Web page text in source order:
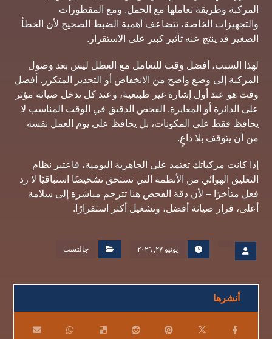
المركبة وطريقة تعاملها مع الحمل. ومع المقطورات
والتجهيزات الخاصة، تتضاعف أهمية الضبط الصحيح لأن الخطأ
الصغير قد ينتج عنه تأثير كبير على الاستقرار.
لهذا السبب، أفضل وقت للتعامل مع العطل ليس بعد وصول
المركبة إلى وضع واضح من الانخفاض أو التحذير المتكرر. أفضل
وقت هو عند أول إشارة غير طبيعية، وعند كل تدخل صيانة مؤثر
على الدائرة أو المعايرة. الفحص الدقيق في الوقت المناسب لا
يحافظ فقط على المكونات، بل يحافظ على يوم العمل نفسه
من أن يتوقف بلا داعٍ.
إذا كانت مركباتك تعتمد على الجاهزية اليومية، فاعتبر نظام
التعليق الهوائي من الأنظمة التي تستحق تشخيصًا استباقيًا لا رد
فعل متأخرًا – لأن دقة الفحص هنا تترجم مباشرة إلى سلامة
أعلى، قرار صيانة أفضل، وتشغيل أكثر استقرارًا.
يونيو ٢٧, ٢٠٢٦ جالتست